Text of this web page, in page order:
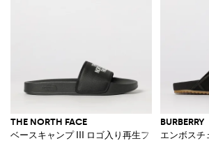
THE NORTH FACE
ベースキャンプ III ロゴ入り再生ファブリック製
BURBERRY
エンボスチ